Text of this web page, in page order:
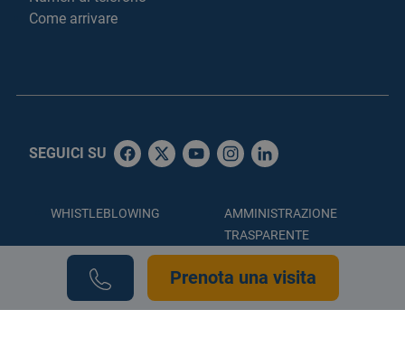
Come arrivare
SEGUICI SU
WHISTLEBLOWING
AMMINISTRAZIONE
TRASPARENTE
ACCESSIBILITÀ
COOKIE POLICY
Prenota una visita